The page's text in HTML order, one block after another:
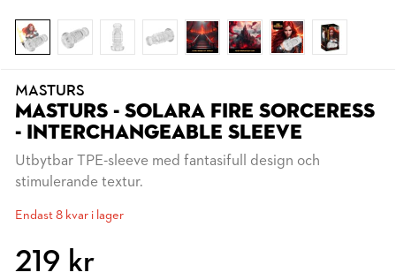
MASTURS
MASTURS - SOLARA FIRE SORCERESS
- INTERCHANGEABLE SLEEVE
Utbytbar TPE-sleeve med fantasifull design och
stimulerande textur.
Endast 8 kvar i lager
219 kr